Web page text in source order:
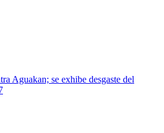
Aguakan; se exhibe desgaste del